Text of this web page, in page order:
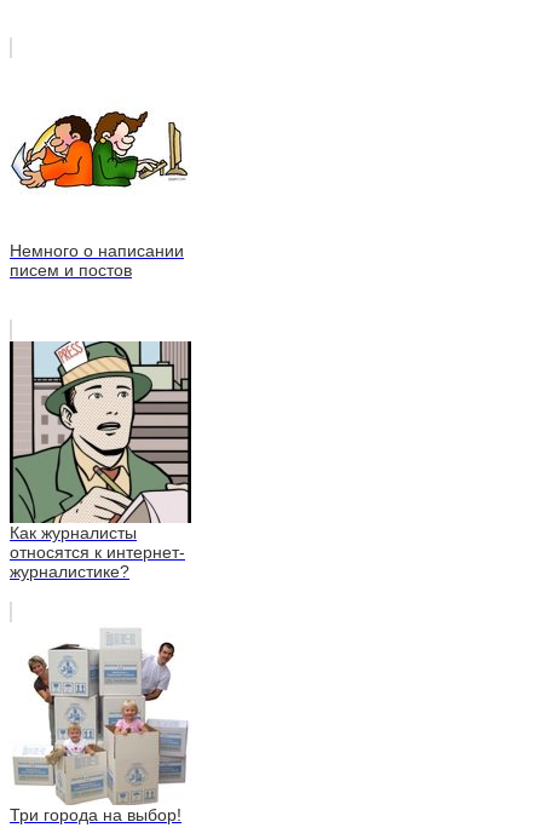
Немного о написании
писем и постов
Как журналисты
относятся к интернет-
журналистике?
Три города на выбор!